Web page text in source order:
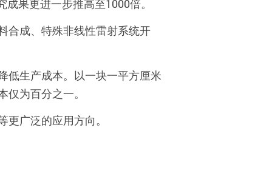
成果更进一步推高至1000倍。
合成、特殊非线性雷射系统开
低生产成本。以一块一平方厘米
仅为百分之一。
广泛的应用方向。